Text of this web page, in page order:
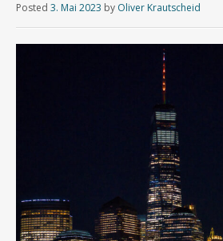
Posted 3. Mai 2023 by Oliver Krautscheid